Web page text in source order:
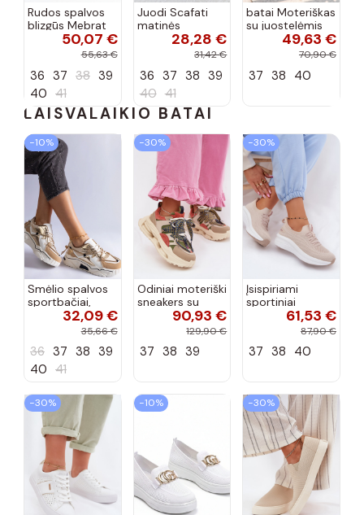
Rudos spalvos
blizgūs Mebrat
bateliai50,07 €
55,63 €
36 37 38 39
40 41
Juodi Scafati
matinės
apdailos bateliai
28,28 €
31,42 €
36 37 38 39
40 41
batai Moteriškas
su juostelėmis
su lako efektu
bordo spalvos
49,63 €
70,90 €
37 38 40
LAISVALAIKIO BATAI
−10%
Smėlio spalvos
sportbačiai,
dekoruoti Valdez
cirkonio virvele
32,09 €
35,66 €
36 37 38 39
40 41
−30%
Odiniai moteriški
sneakers su
platforma D&A
CR61-3133
90,93 €
129,90 €
37 38 39
−30%
Įsispiriami
sportiniai
bateliai Kobbo
102425 smėlio
61,53 €
87,90 €
37 38 40
−30% −10% −30%